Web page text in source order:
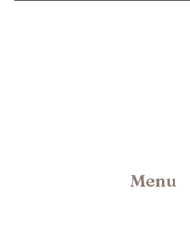
Menu